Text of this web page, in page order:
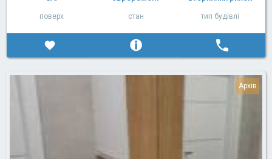
поверх стан тип будівлі